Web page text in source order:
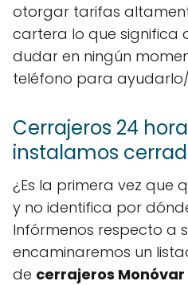
otorgar tarifas
cartera lo que significa
dudar en ningún
teléfono para
Cerrajeros 24
instalamos
¿Es la primera vez que
y no identifica por
Infórmenos respecto a
encaminaremos un
de cerrajeros Monóvar